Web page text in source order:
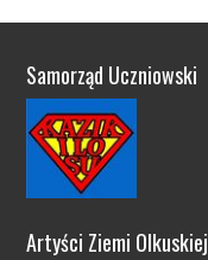
Samorząd Uczniowski
Artyści Ziemi Olkuskiej